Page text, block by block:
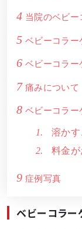
4 当院のベビ
5 ベビーコラー
6 ベビーコラ
7痛みについて
8 ベビーコラー
溶か
料金
9 症例写真
ベビーコラー